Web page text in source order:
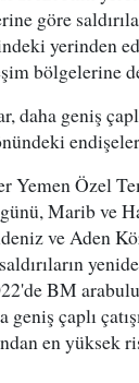
göre
yerinden
bölgelerine
daha geniş
Yemen Özel
Marib ve
ve Aden
BM
geniş çaplı
en yüksek